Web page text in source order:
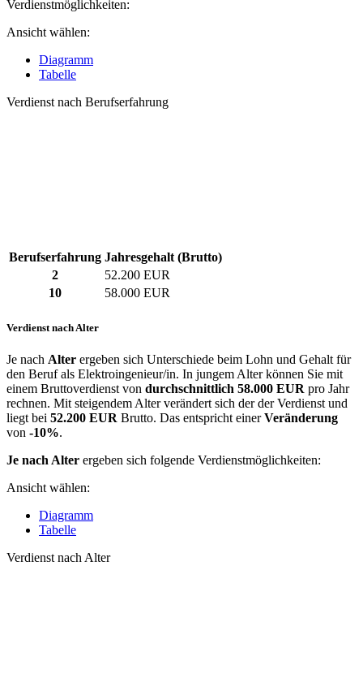
Verdienstmöglichkeiten:
Ansicht wählen:
Diagramm
Tabelle
Verdienst nach Berufserfahrung
Berufserfahrung Jahresgehalt (Brutto)
2
52.200 EUR
10
58.000 EUR
Verdienst nach Alter
Je nach Alter ergeben sich Unterschiede beim Lohn und Gehalt für
den Beruf als Elektroingenieur/in. In jungem Alter können Sie mit
einem Bruttoverdienst von durchschnittlich 58.000 EUR pro Jahr
rechnen. Mit steigendem Alter verändert sich der der Verdienst und
liegt bei 52.200 EUR Brutto. Das entspricht einerVeränderung
von -10%.
Je nach Alter ergeben sich folgende Verdienstmöglichkeiten:
Ansicht wählen:
Diagramm
Tabelle
Verdienst nach Alter